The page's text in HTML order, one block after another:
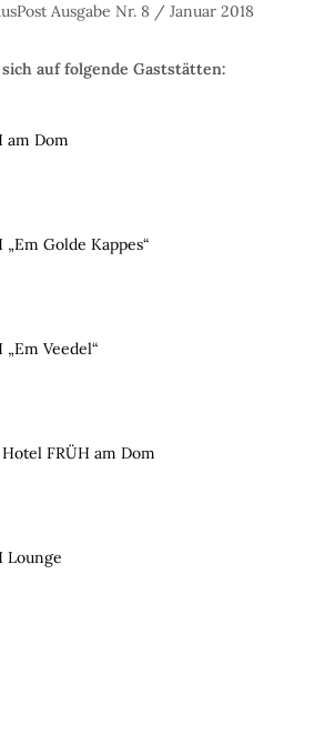
Ausgabe Nr. 8 / Januar 2018
auf folgende Gaststätten:
am Dom
„Em Golde Kappes“
„Em Veedel“
FRÜH am Dom
Lounge